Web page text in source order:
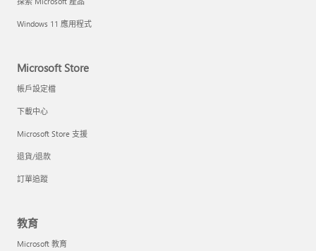
Windows 11 應用程式
Microsoft Store
帳戶設定檔
下載中心
Microsoft Store 支援
退貨/退款
訂單追蹤
教育
Microsoft 教育